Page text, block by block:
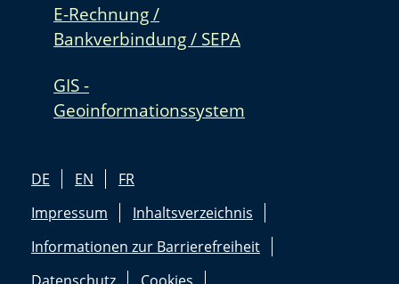
E-Rechnung /
Bankverbindung / SEPA
GIS -
Geoinformationssystem
DE EN
FR
Impressum
Inhaltsverzeichnis
Informationen zur Barrierefreiheit
Datenschutz
Cookies